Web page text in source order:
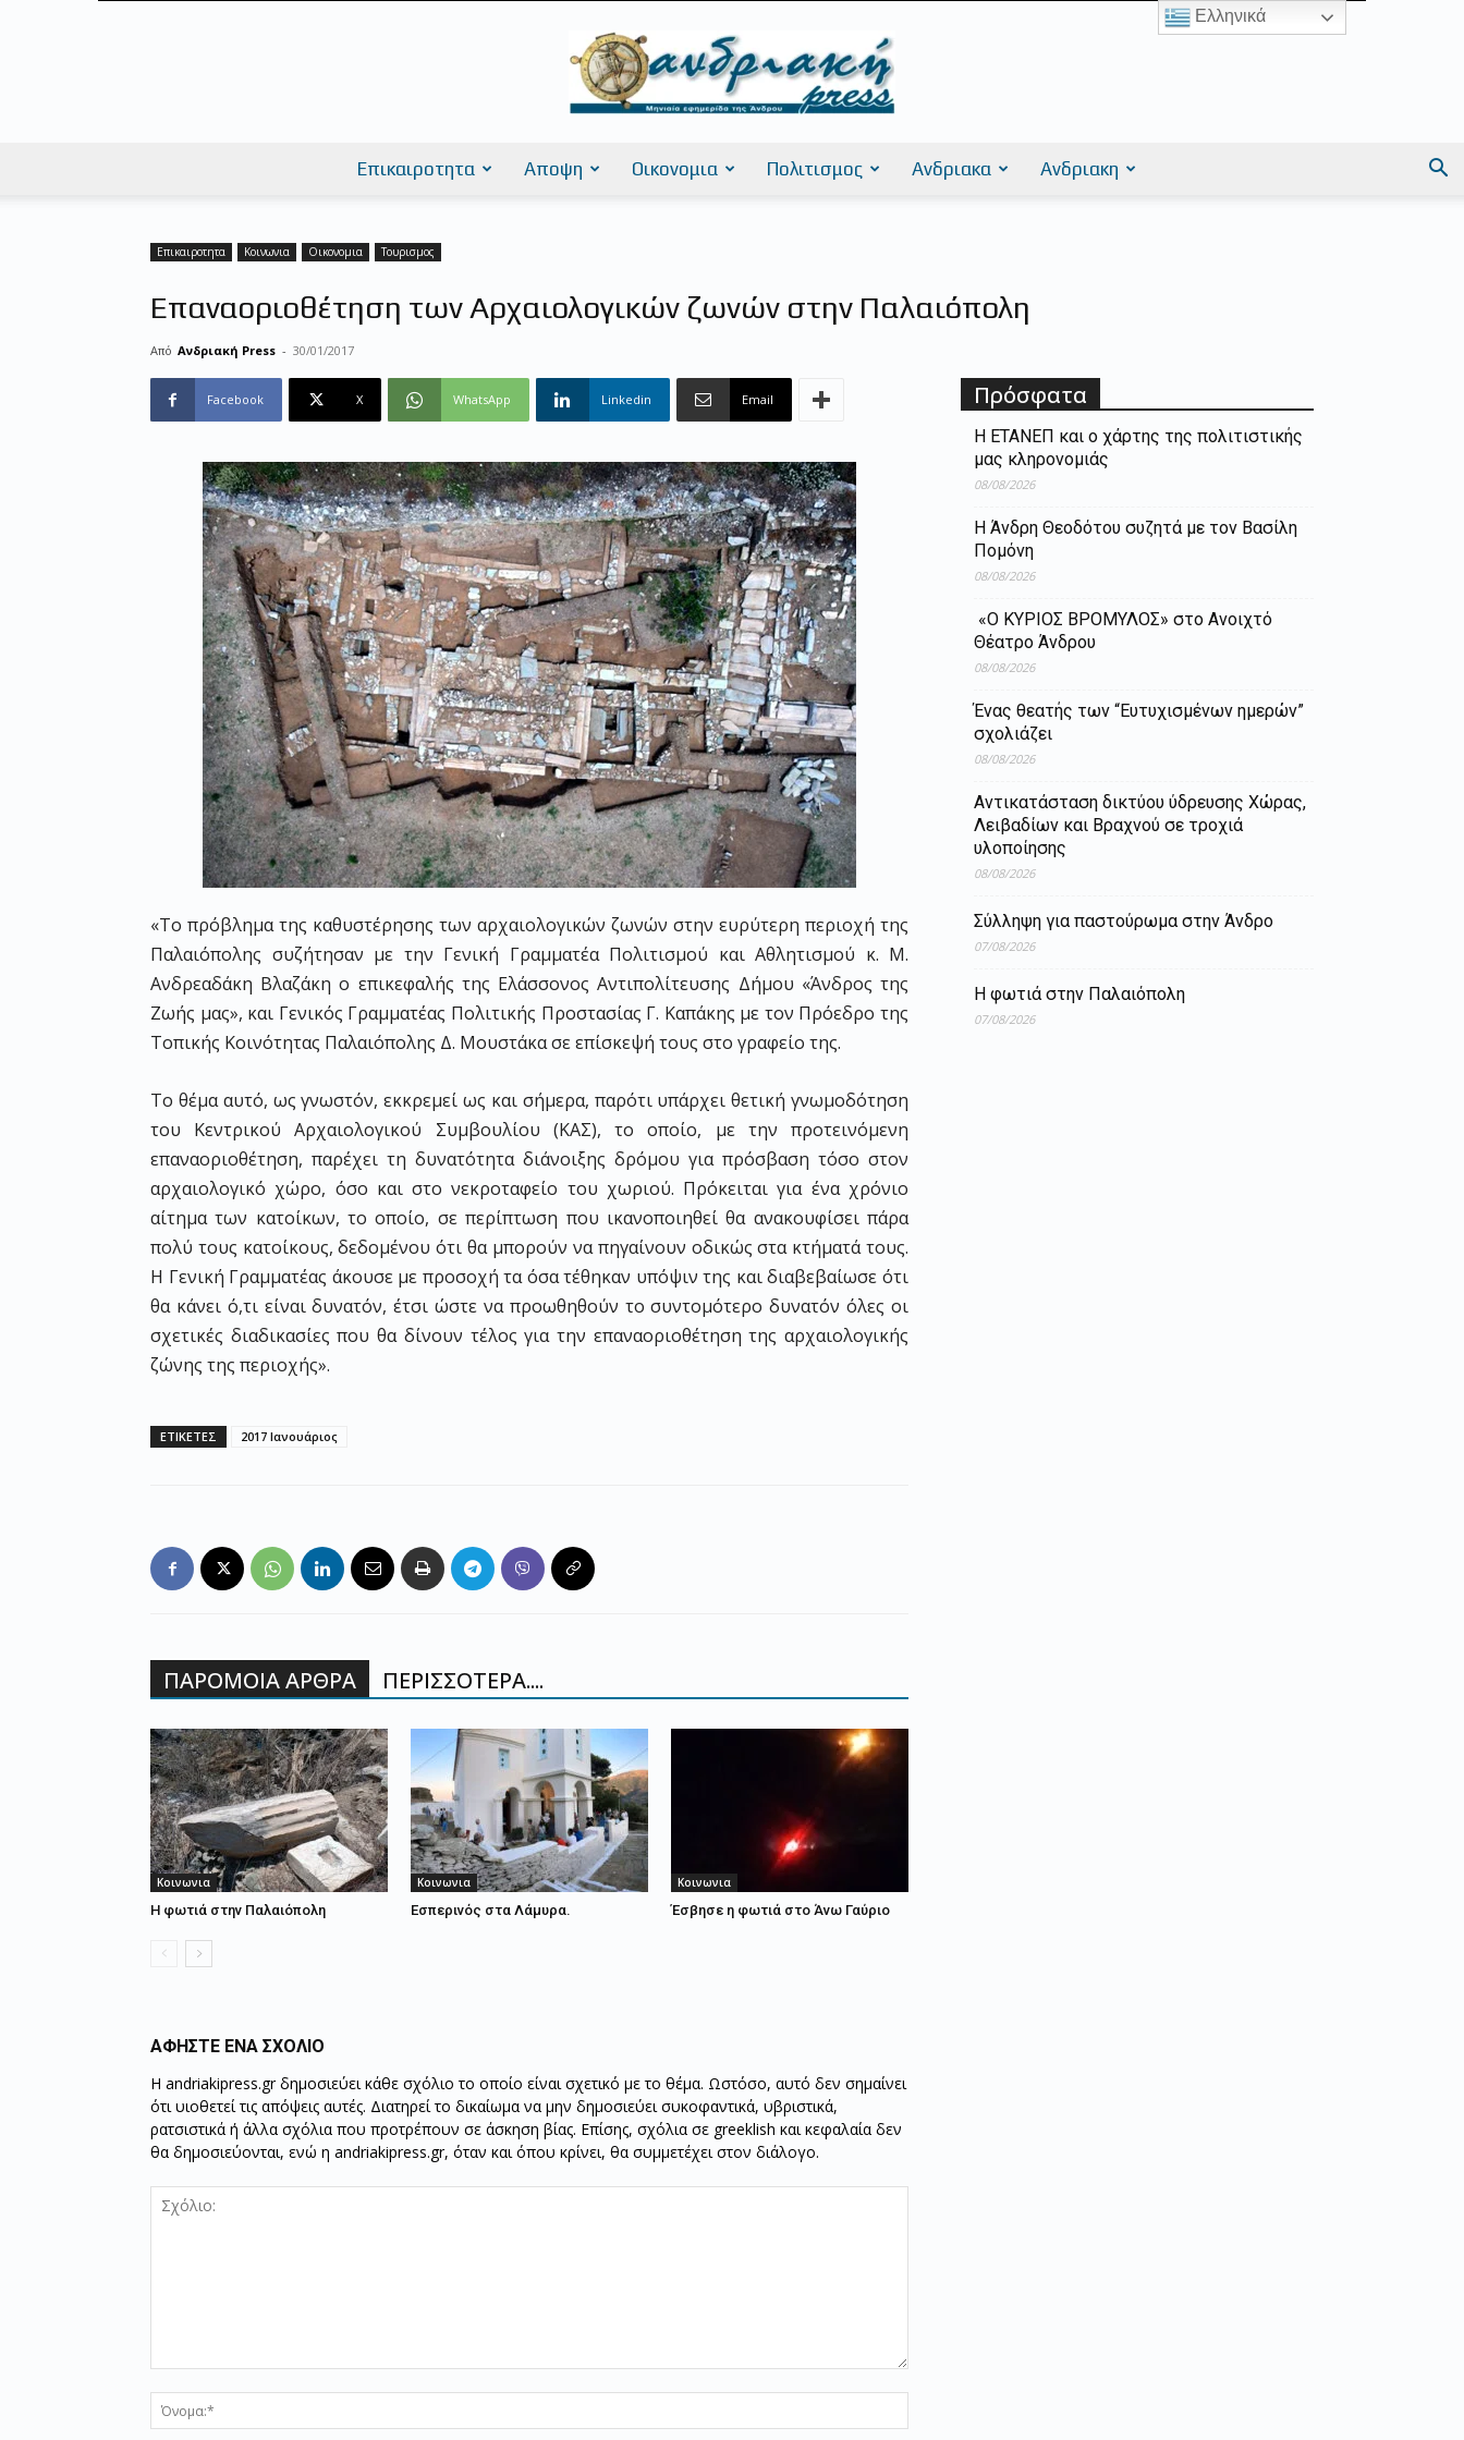
Επικαιροτητα Αποψη Οικονομια Πολιτισμος Ανδριακα Ανδριακη
Επικαιροτητα Κοινωνια Οικονομια Τουρισμος
Επαναοριοθέτηση των Αρχαιολογικών ζωνών στην Παλαιόπολη
Από Ανδριακή Press - 30/01/2017
Facebook X WhatsApp Linkedin Email
«Το πρόβλημα της καθυστέρησης των αρχαιολογικών ζωνών στην ευρύτερη περιοχή της
Παλαιόπολης συζήτησαν με την Γενική Γραμματέα Πολιτισμού και Αθλητισμού κ. Μ.
Ανδρεαδάκη Βλαζάκη ο επικεφαλής της Ελάσσονος Αντιπολίτευσης Δήμου «Άνδρος της
Ζωής μας», και Γενικός Γραμματέας Πολιτικής Προστασίας Γ. Καπάκης με τον Πρόεδρο της
Τοπικής Κοινότητας Παλαιόπολης Δ. Μουστάκα σε επίσκεψή τους στο γραφείο της.
Το θέμα αυτό, ως γνωστόν, εκκρεμεί ως και σήμερα, παρότι υπάρχει θετική γνωμοδότηση
του Κεντρικού Αρχαιολογικού Συμβουλίου (ΚΑΣ), το οποίο, με την προτεινόμενη
επαναοριοθέτηση, παρέχει τη δυνατότητα διάνοιξης δρόμου για πρόσβαση τόσο στον
αρχαιολογικό χώρο, όσο και στο νεκροταφείο του χωριού. Πρόκειται για ένα χρόνιο
αίτημα των κατοίκων, το οποίο, σε περίπτωση που ικανοποιηθεί θα ανακουφίσει πάρα
πολύ τους κατοίκους, δεδομένου ότι θα μπορούν να πηγαίνουν οδικώς στα κτήματά τους.
Η Γενική Γραμματέας άκουσε με προσοχή τα όσα τέθηκαν υπόψιν της και διαβεβαίωσε ότι
θα κάνει ό,τι είναι δυνατόν, έτσι ώστε να προωθηθούν το συντομότερο δυνατόν όλες οι
σχετικές διαδικασίες που θα δίνουν τέλος για την επαναοριοθέτηση της αρχαιολογικής
ζώνης της περιοχής».
ΕΤΙΚΕΤΕΣ 2017 Ιανουάριος
ΠΑΡΟΜΟΙΑ ΑΡΘΡΑ ΠΕΡΙΣΣΟΤΕΡΑ....
Κοινωνια
Η φωτιά στην Παλαιόπολη
Κοινωνια
Εσπερινός στα Λάμυρα.
Κοινωνια
Έσβησε η φωτιά στο Άνω Γαύριο
ΑΦΗΣΤΕ ΕΝΑ ΣΧΟΛΙΟ
Η andriakipress.gr δημοσιεύει κάθε σχόλιο το οποίο είναι σχετικό με το θέμα. Ωστόσο, αυτό δεν σημαίνει
ότι υιοθετεί τις απόψεις αυτές. Διατηρεί το δικαίωμα να μην δημοσιεύει συκοφαντικά, υβριστικά,
ρατσιστικά ή άλλα σχόλια που προτρέπουν σε άσκηση βίας. Επίσης, σχόλια σε greeklish και κεφαλαία δεν
θα δημοσιεύονται, ενώ η andriakipress.gr, όταν και όπου κρίνει, θα συμμετέχει στον διάλογο.
Πρόσφατα
Η ΕΤΑΝΕΠ και ο χάρτης της πολιτιστικής
μας κληρονομιάς
08/08/2026
Η Άνδρη Θεοδότου συζητά με τον Βασίλη
Πομόνη
08/08/2026
«Ο ΚΥΡΙΟΣ ΒΡΟΜΥΛΟΣ» στο Ανοιχτό
Θέατρο Άνδρου
08/08/2026
Ένας θεατής των “Ευτυχισμένων ημερών”
σχολιάζει
08/08/2026
Aντικατάσταση δικτύου ύδρευσης Χώρας,
Λειβαδίων και Βραχνού σε τροχιά
υλοποίησης
08/08/2026
Σύλληψη για παστούρωμα στην Άνδρο
07/08/2026
Η φωτιά στην Παλαιόπολη
07/08/2026
Ελληνικά